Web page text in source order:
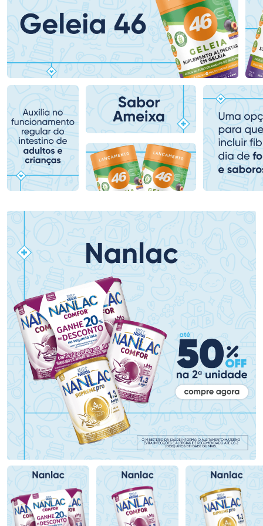
Ativar Desconto
Comprar sem Desconto
Por R$ 82,99/cada
Comprar sem Desconto
Por R$ 82,99/cada
Ativar Desconto
Comprar sem Desconto
Por R$ 84,99/cada
Comprar sem Desconto
Por R$ 84,99/cada